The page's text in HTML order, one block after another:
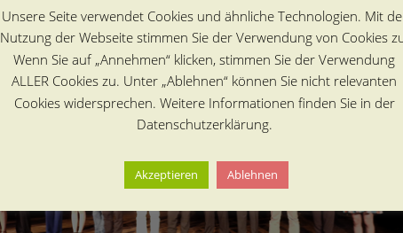
Profilgruppe „Dynamische Erde“ (Tutor: Wolfgang Fraedrich)
Unsere Seite verwendet Cookies und ähnliche Technologien. Mit
Nutzung der Webseite stimmen Sie der Verwendung von Cookies
Wenn Sie auf „Annehmen“ klicken, stimmen Sie der Verwendung
ALLER Cookies zu. Unter „Ablehnen“ können Sie nicht relevanten
Cookies widersprechen. Weitere Informationen finden Sie in der
Datenschutzerklärung.
Akzeptieren Ablehnen